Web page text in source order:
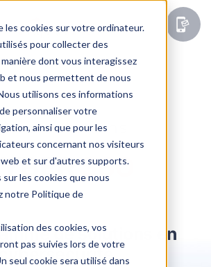
les cookies sur votre ordinateur.
pour collecter des
dont vous interagissez
et nous permettent de nous
utilisons ces informations
personnaliser votre
ainsi que pour les
concernant nos visiteurs
et sur d'autres supports.
sur les cookies que nous
notre Politique de
des cookies, vos
pas suivies lors de votre
seul cookie sera utilisé dans
Nos solutions
360
de solutions en